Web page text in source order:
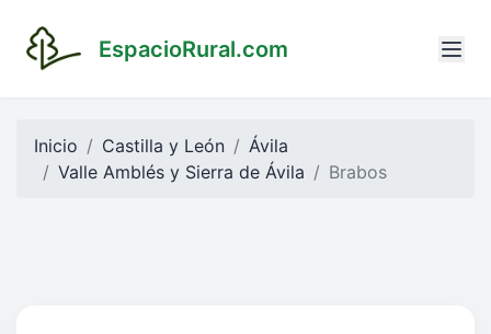
EspacioRural.com
Inicio Castilla y León
Ávila
Valle Amblés y Sierra de Ávila
Brabos